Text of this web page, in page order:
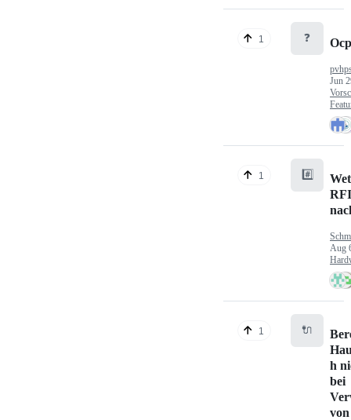
1 ❓
Jun
1 #️⃣
Aug
1 🔌
h
bei
von